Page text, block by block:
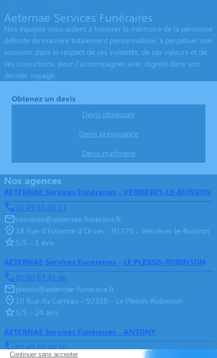
Aeternae Services Funéraires
Nos équipes vous aident à honorer la mémoire de la personne
défunte de manière totalement personnalisée, à perpétuer son
souvenir dans le respect de ses volontés, de ses valeurs et de
ses convictions, pour l’accompagner avec dignité dans son
dernier voyage.
Obtenez un devis
Devis obsèques
Devis prévoyance
Devis marbrerie
Nos agences
AETERNAE Services Funéraires – VERRIERES-LE-BUISSON
01 49 65 00 11
verrieres@aeternae-funeraire.fr
18 Rue d'Estienne d'Orves – 91370 – Verrières-le-Buisson
5/5 – 1 avis
AETERNAE Services Funéraires – LE PLESSIS-ROBINSON
01 80 87 41 46
plessis@aeternae-funeraire.fr
10 Rue du Carreau – 92350 – Le Plessis-Robinson
5/5 – 24 avis
AETERNAE Services Funéraires – ANTONY
01 49 65 00 10